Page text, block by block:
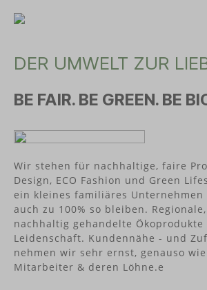
Deutschland.
DER UMWELT ZUR
BE FAIR. BE GREEN. BE
Wir stehen für nachhaltige, faire
Design, ECO Fashion und Green
ein kleines familiäres
auch zu 100% so bleiben.
nachhaltig gehandelte Ökoprodukte
Leidenschaft. Kundennähe - und
nehmen wir sehr ernst, genauso
Mitarbeiter & deren Löhne.e